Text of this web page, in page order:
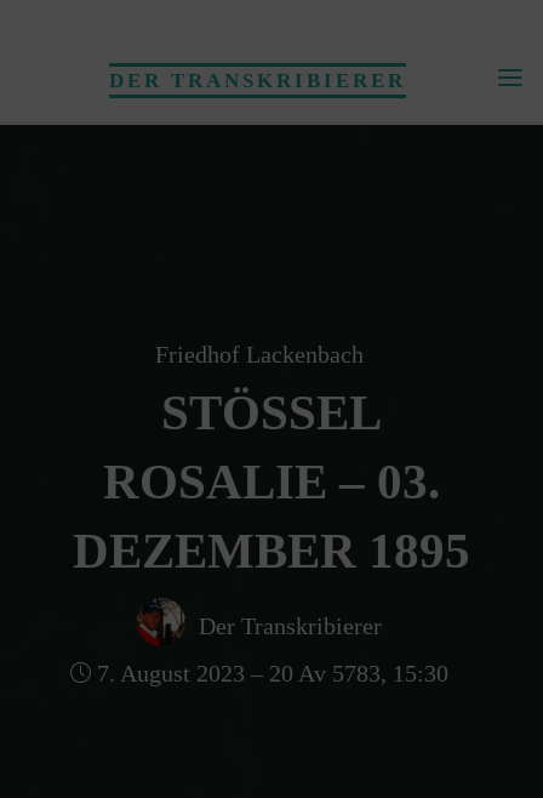
DER TRANSKRIBIERER
Friedhof Lackenbach
STÖSSEL
ROSALIE – 03.
DEZEMBER 1895
Der Transkribierer
7. August 2023 – 20 Av 5783, 15:30